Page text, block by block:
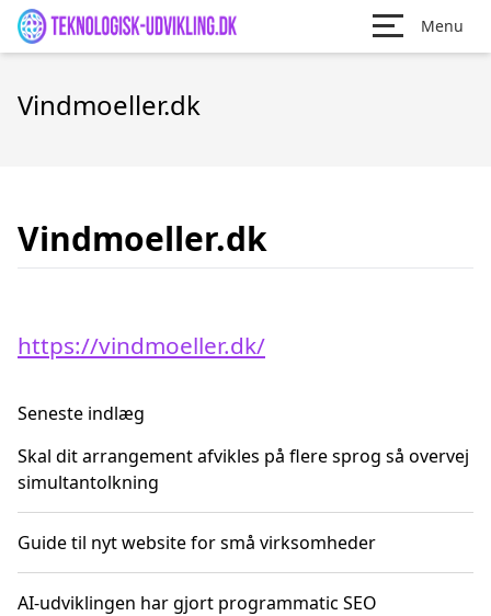
Menu
Vindmoeller.dk
Vindmoeller.dk
https://vindmoeller.dk/
Seneste indlæg
Skal dit arrangement afvikles på flere sprog så overvej
simultantolkning
Guide til nyt website for små virksomheder
AI-udviklingen har gjort programmatic SEO